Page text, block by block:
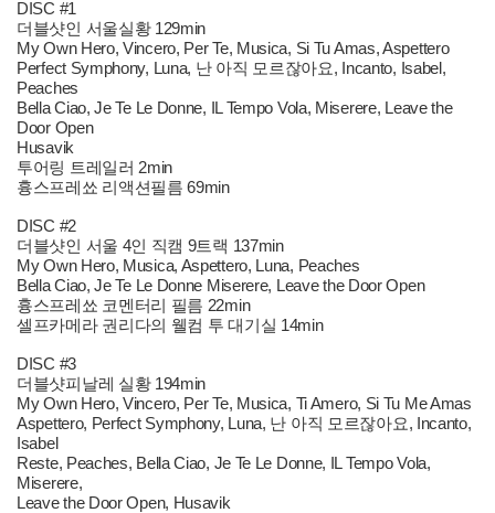
DISC #1
더블샷인 서울실황 129min
My Own Hero, Vincero, Per Te, Musica, Si Tu Amas, Aspettero
Perfect Symphony, Luna, 난 아직 모르잖아요, Incanto, Isabel,
Peaches
Bella Ciao, Je Te Le Donne, IL Tempo Vola, Miserere, Leave the
Door Open
Husavik
투어링 트레일러 2min
흉스프레쑈 리액션필름 69min
DISC #2
더블샷인 서울 4인 직캠 9트랙 137min
My Own Hero, Musica, Aspettero, Luna, Peaches
Bella Ciao, Je Te Le Donne Miserere, Leave the Door Open
흉스프레쑈 코멘터리 필름 22min
셀프카메라 권리다의 웰컴 투 대기실 14min
DISC #3
더블샷피날레 실황 194min
My Own Hero, Vincero, Per Te, Musica, Ti Amero, Si Tu Me Amas
Aspettero, Perfect Symphony, Luna, 난 아직 모르잖아요, Incanto,
Isabel
Reste, Peaches, Bella Ciao, Je Te Le Donne, IL Tempo Vola,
Miserere,
Leave the Door Open, Husavik